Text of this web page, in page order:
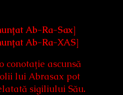
Ab-Ra-Sax]
Ab-Ra-XAS]
conotație ascunsă
lui Abrasax pot
sigiliului Său.